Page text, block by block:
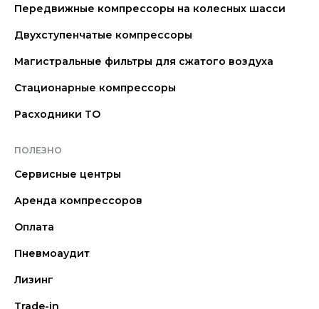
Передвижные компрессоры на колесных шасси
Двухступенчатые компрессоры
Магистральные фильтры для сжатого воздуха
Стационарные компрессоры
Расходники ТО
ПОЛЕЗНО
Сервисные центры
Аренда компрессоров
Оплата
Пневмоаудит
Лизинг
Trade-in